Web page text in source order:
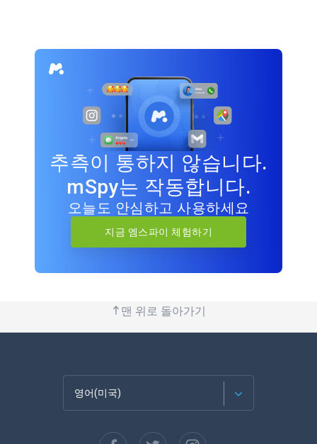
추측이 통하지 않습니다.
mSpy는 작동합니다.
오늘도 안심하고 사용하세요
지금 엠스파이 체험하기
맨 위로 돌아가기
영어(미국)